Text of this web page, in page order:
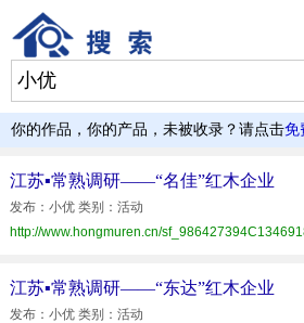
你的作品，你的产品，未被收录？请点击免
江苏▪常熟调研——“名佳”红木企业
发布：小优 类别：活动
江苏▪常熟调研——“东达”红木企业
发布：小优 类别：活动